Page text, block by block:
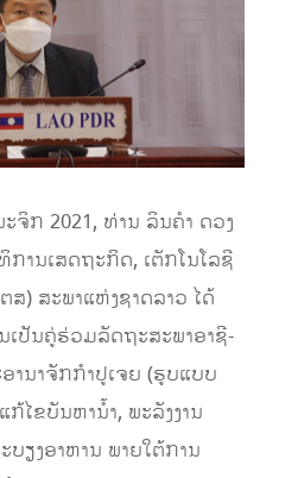
2021, ທ່ານ ລິນຄຳ ດວງ
ານເສດຖະກິດ, ເຕັກໂນໂລຊີ
) ສະພາແຫ່ງຊາດລາວ ໄດ້
ເປັນຄູ່ຮ່ວມລັດຖະສະພາອາຊີ-
ານາຈັກກຳປູເຈຍ (ຮູບແບບ
ໄຂບັນຫານ້ຳ, ພະລັງງານ
ຽງອາຫານ ພາຍໃຕ້ການ